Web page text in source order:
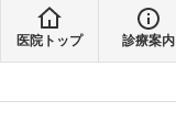
医院トップ 診療案内